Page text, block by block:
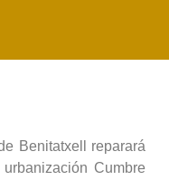
Benitatxell reparará
Cumbre